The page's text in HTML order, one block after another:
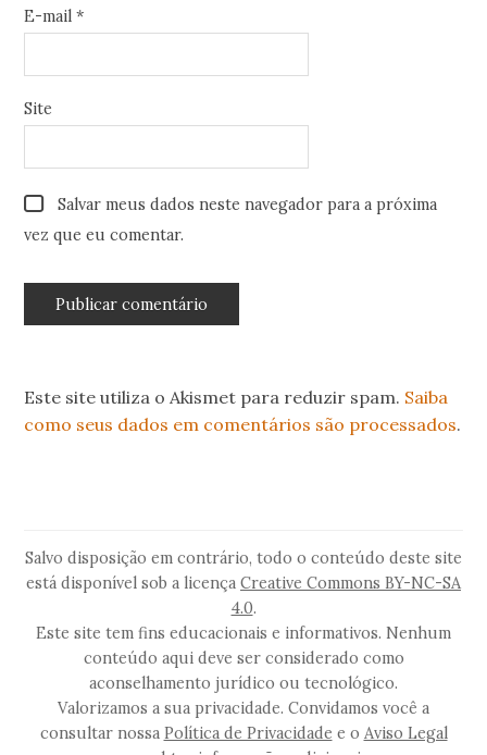
E-mail*
Site
Salvar meus dados neste navegador para a próxima
vez que eu comentar.
Este site utiliza o Akismet para reduzir spam. Saiba
como seus dados em comentários são processados.
Salvo disposição em contrário, todo o conteúdo deste site
está disponível sob a licença Creative Commons BY-NC-SA
4.0.
Este site tem fins educacionais e informativos. Nenhum
conteúdo aqui deve ser considerado como
aconselhamento jurídico ou tecnológico.
Valorizamos a sua privacidade. Convidamos você a
consultar nossa Política de Privacidade e o Aviso Legal